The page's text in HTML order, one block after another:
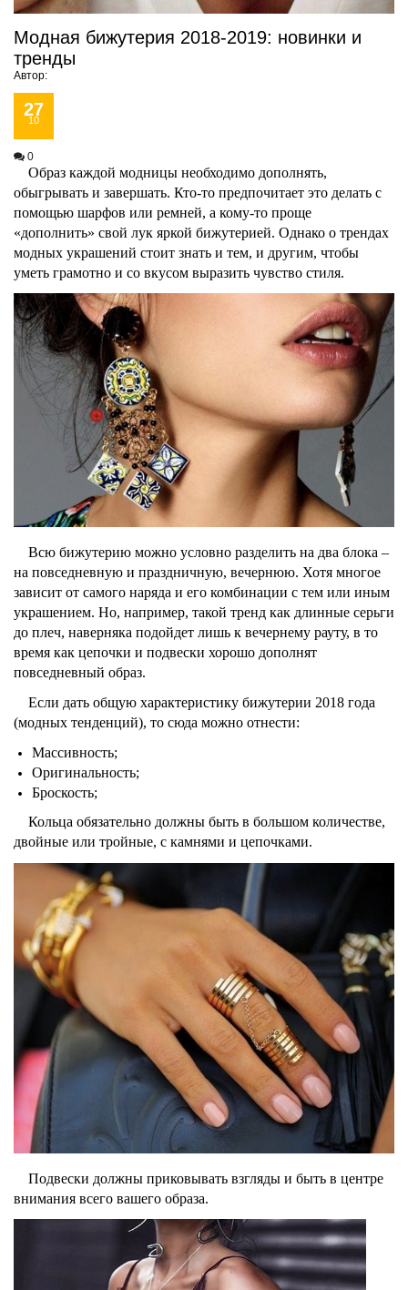
Модная бижутерия 2018-2019: новинки и
тренды
Автор:
27
10
0
Образ каждой модницы необходимо дополнять,
обыгрывать и завершать. Кто-то предпочитает это делать с
помощью шарфов или ремней, а кому-то проще
«дополнить» свой лук яркой бижутерией. Однако о трендах
модных украшений стоит знать и тем, и другим, чтобы
уметь грамотно и со вкусом выразить чувство стиля.
Всю бижутерию можно условно разделить на два блока –
на повседневную и праздничную, вечернюю. Хотя многое
зависит от самого наряда и его комбинации с тем или иным
украшением. Но, например, такой тренд как длинные серьги
до плеч, наверняка подойдет лишь к вечернему рауту, в то
время как цепочки и подвески хорошо дополнят
повседневный образ.
Если дать общую характеристику бижутерии 2018 года
(модных тенденций), то сюда можно отнести:
Массивность;
Оригинальность;
Броскость;
Кольца обязательно должны быть в большом количестве,
двойные или тройные, с камнями и цепочками.
Подвески должны приковывать взгляды и быть в центре
внимания всего вашего образа.